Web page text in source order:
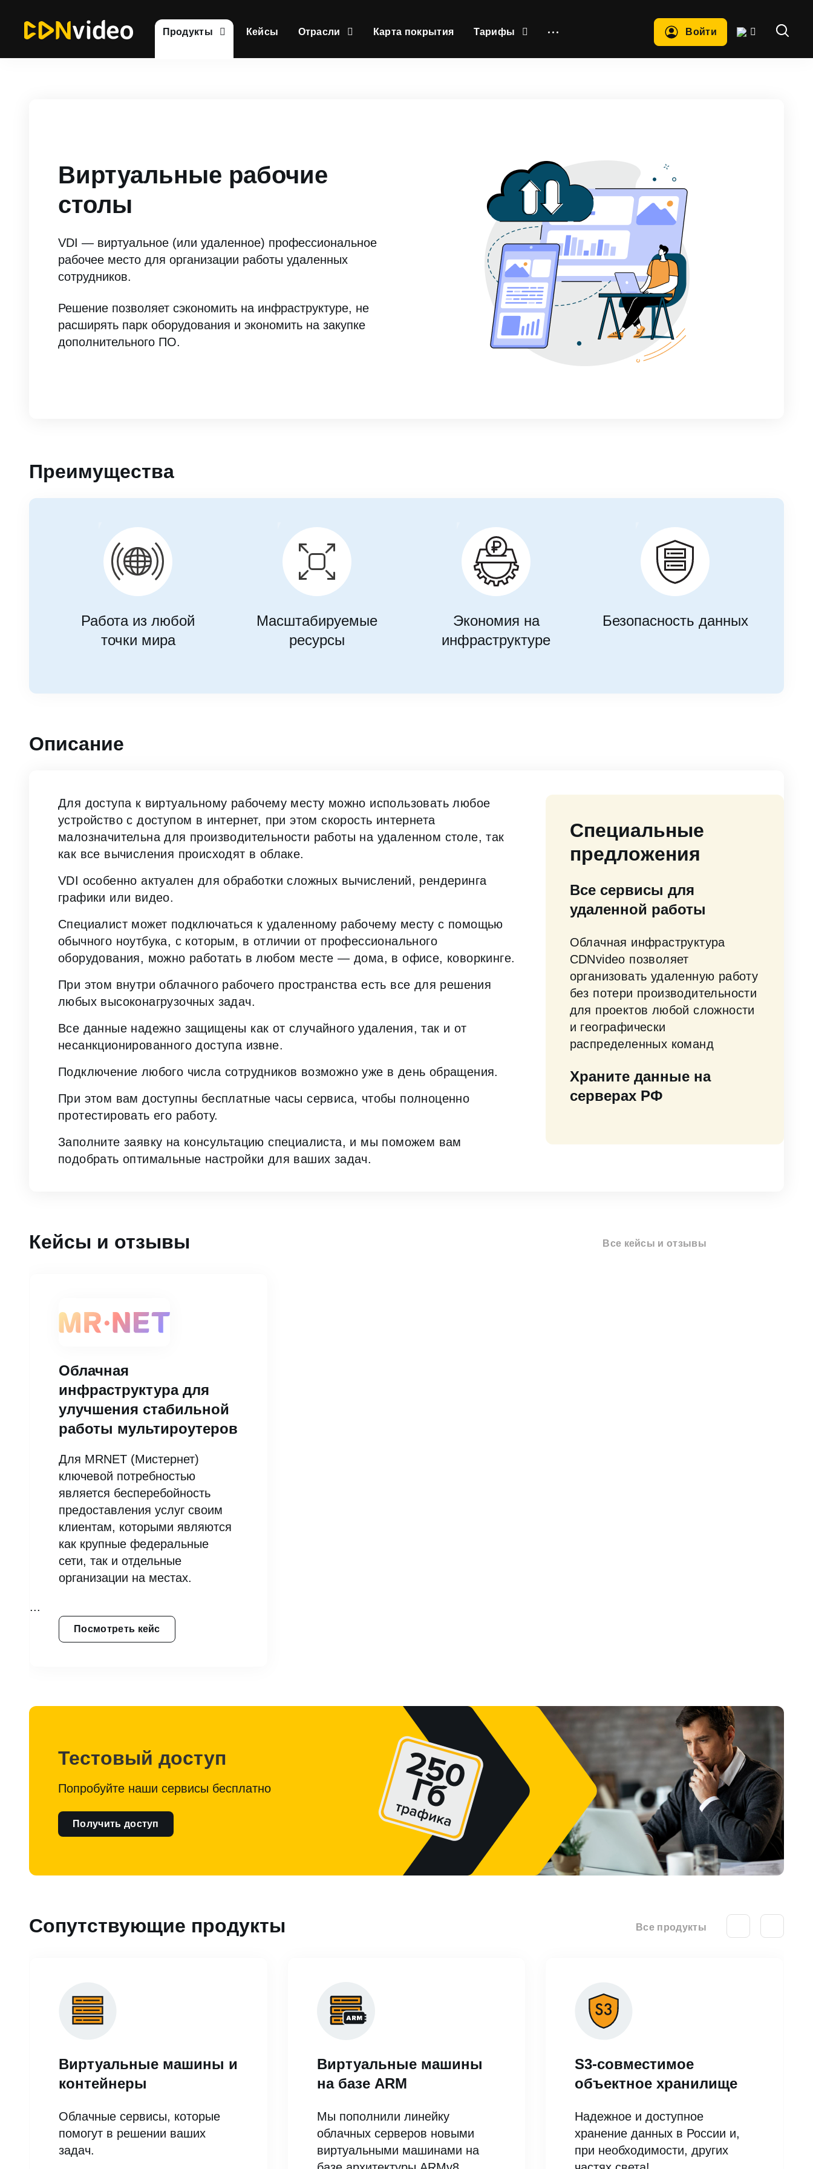
Войти
Продукты Кейсы Отрасли Карта покрытия Тарифы
Виртуальные рабочие
столы
VDI — виртуальное (или удаленное) профессиональное
рабочее место для организации работы удаленных
сотрудников.
Решение позволяет сэкономить на инфраструктуре, не
расширять парк оборудования и экономить на закупке
дополнительного ПО.
Преимущества
Работа из любой
точки мира
Масштабируемые
ресурсы
Экономия на
инфраструктуре
Безопасность данных
Описание
Для доступа к виртуальному рабочему месту можно использовать любое
устройство с доступом в интернет, при этом скорость интернета
малозначительна для производительности работы на удаленном столе, так
как все вычисления происходят в облаке.
VDI особенно актуален для обработки сложных вычислений, рендеринга
графики или видео.
Специалист может подключаться к удаленному рабочему месту с помощью
обычного ноутбука, с которым, в отличии от профессионального
оборудования, можно работать в любом месте — дома, в офисе, коворкинге.
При этом внутри облачного рабочего пространства есть все для решения
любых высоконагрузочных задач.
Все данные надежно защищены как от случайного удаления, так и от
несанкционированного доступа извне.
Подключение любого числа сотрудников возможно уже в день обращения.
При этом вам доступны бесплатные часы сервиса, чтобы полноценно
протестировать его работу.
Заполните заявку на консультацию специалиста, и мы поможем вам
подобрать оптимальные настройки для ваших задач.
Специальные
предложения
Все сервисы для
удаленной работы
Облачная инфраструктура
CDNvideo позволяет
организовать удаленную работу
без потери производительности
для проектов любой сложности
и географически
распределенных команд
Храните данные на
серверах РФ
Кейсы и отзывы Все кейсы и отзывы
Облачная
инфраструктура для
улучшения стабильной
работы мультироутеров
Для MRNET (Мистернет)
ключевой потребностью
является бесперебойность
предоставления услуг своим
клиентам, которыми являются
как крупные федеральные
сети, так и отдельные
организации на местах.
...
Посмотреть кейс
Тестовый доступ
Попробуйте наши сервисы бесплатно
Получить доступ
Сопутствующие продукты Все продукты
Виртуальные машины и
контейнеры
Облачные сервисы, которые
помогут в решении ваших
задач.
Виртуальные машины
на базе ARM
Мы пополнили линейку
облачных серверов новыми
виртуальными машинами на
S3-совместимое
объектное хранилище
Надежное и доступное
хранение данных в России и,
при необходимости, других